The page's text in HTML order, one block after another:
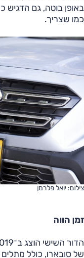
באופן בוטה, גם הדגיש
כמו שצריך.
צילום: יואל פלרמן
זמן הווה
של סובארו, כולל